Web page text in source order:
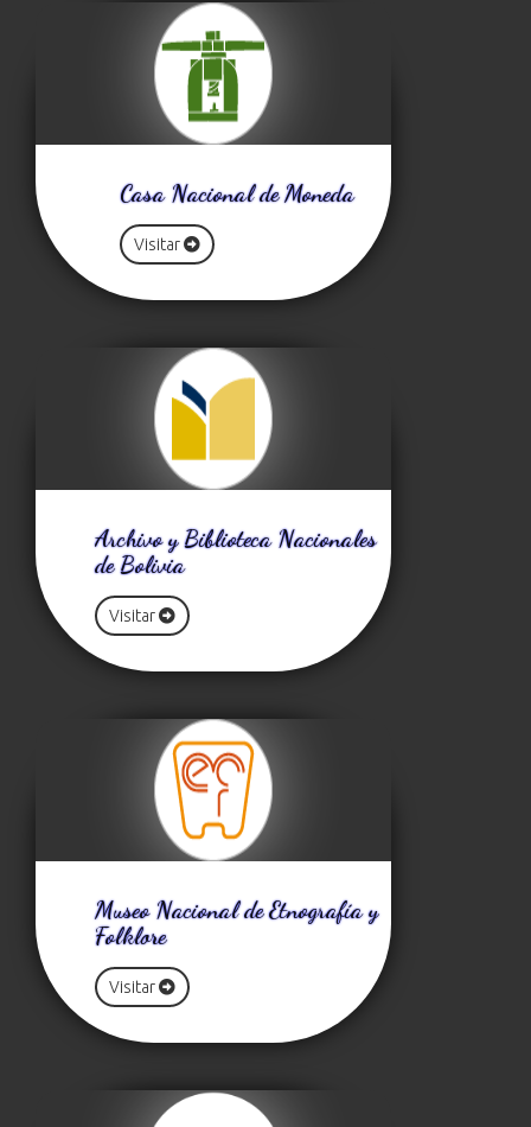
Casa Nacional de Moneda
Visitar
Archivo y Biblioteca Nacionales
de Bolivia
Visitar
Museo Nacional de Etnografía y
Folklore
Visitar